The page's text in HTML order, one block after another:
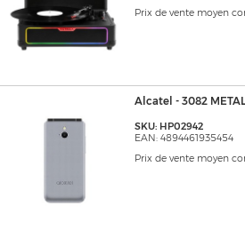
Prix de vente moyen
Alcatel - 3082
SKU: HP02942
EAN: 4894461935454
Prix de vente moyen